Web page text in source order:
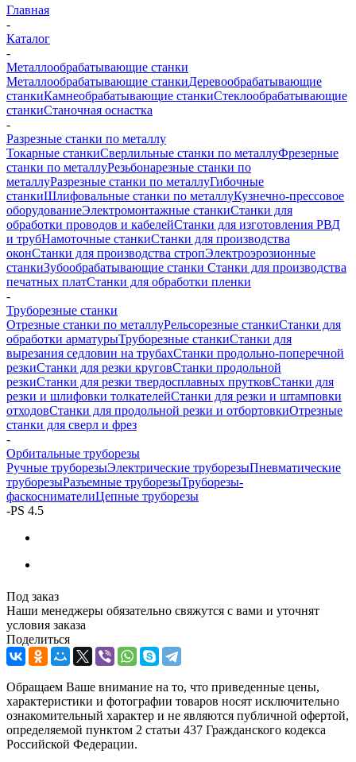
Главная
-
Каталог
-
Металлообрабатывающие станки
Металлообрабатывающие станкиДеревообрабатывающие
станкиКамнеобрабатывающие станкиСтеклообрабатывающие
станкиСтаночная оснастка
-
Разрезные станки по металлу
Токарные станкиСверлильные станки по металлуФрезерные
станки по металлуРезьбонарезные станки по
металлуРазрезные станки по металлуГибочные
станкиШлифовальные станки по металлуКузнечно-прессовое
оборудованиеЭлектромонтажные станкиСтанки для
обработки проводов и кабелейСтанки для изготовления РВД
и трубНамоточные станкиСтанки для производства
оконСтанки для производства стропЭлектроэрозионные
станкиЗубообрабатывающие станки Станки для производства
печатных платСтанки для обработки пленки
-
Труборезные станки
Отрезные станки по металлуРельсорезные станкиСтанки для
обработки арматурыТруборезные станкиСтанки для
вырезания седловин на трубаxСтанки продольно-поперечной
резкиСтанки для резки круговСтанки продольной
резкиСтанки для резки твердосплавных прутковСтанки для
резки и шлифовки толкателейСтанки для резки и штамповки
отходовСтанки для продольной резки и отбортовкиОтрезные
станки для сверл и фрез
-
Орбитальные труборезы
Ручные труборезыЭлектрические труборезыПневматические
труборезыРазъемные труборезыТруборезы-
фаскоснимателиЦепные труборезы
-PS 4.5
Под заказ
Наши менеджеры обязательно свяжутся с вами и уточнят
условия заказа
Поделиться
Обращаем Ваше внимание на то, что приведенные цены,
характеристики и фотографии товаров носят исключительно
ознакомительный характер и не являются публичной офертой,
определяемой пунктом 2 статьи 437 Гражданского кодекса
Российской Федерации.